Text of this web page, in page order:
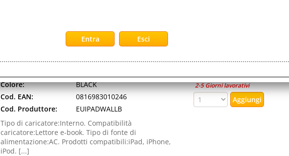
RETRAK APPLE 30 PIN CARICABATTERIE DA RETE RETRATTILE 80 CM 2.1A NERO
398722
Marca:
RETRAK
Colore:
BLACK
Cod. EAN:
0816983010246
Cod. Produttore:
EUIPADWALLB
Tipo di caricatore:Interno. Compatibilità
caricatore:Lettore e-book. Tipo di fonte di
alimentazione:AC. Prodotti compatibili:iPad, iPhone,
iPod. [...]
Evasione Articolo:
2-5 Giorni lavorativi